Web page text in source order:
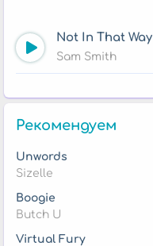
Not In That Way
Sam Smith
Рекомендуем
Unwords
Sizelle
Boogie
Butch U
Virtual Fury